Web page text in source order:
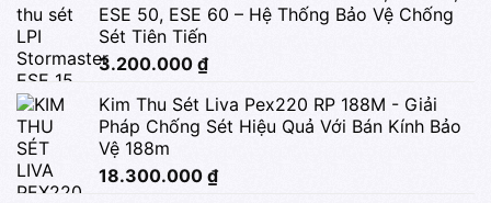
ESE 50, ESE 60 – Hệ Thống Bảo Vệ Chống
Sét Tiên Tiến
3.200.000 ₫
Kim Thu Sét Liva Pex220 RP 188M - Giải
Pháp Chống Sét Hiệu Quả Với Bán Kính Bảo
Vệ 188m
18.300.000 ₫